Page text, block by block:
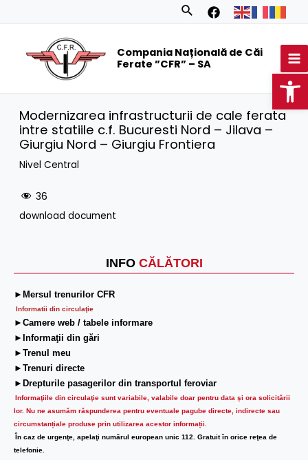
Search
Compania Națională de Căi
Ferate ”CFR” – SA
INFO CĂLĂTORI
►Mersul trenurilor CFR
Informatii din circulaţie
►Camere web / tabele informare
►Informaţii din gări
►Trenul meu
►Trenuri directe
►Drepturile pasagerilor din transportul feroviar
Informaţiile din circulaţie sunt variabile, valabile doar pentru data şi ora solicitării
lor. Nu ne asumăm răspunderea pentru eventuale pagube directe, indirecte sau
circumstanțiale produse prin utilizarea acestor informații.
În caz de urgenţe, apelaţi numărul european unic 112. Gratuit în orice reţea de
telefonie.
Modernizarea infrastructurii de cale ferata
intre statiile c.f. Bucuresti Nord – Jilava –
Giurgiu Nord – Giurgiu Frontiera
Nivel Central
36
download document